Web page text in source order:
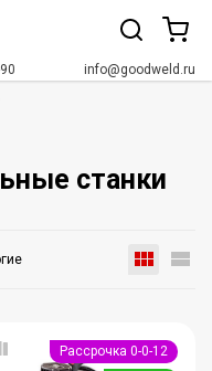
info@goodweld.ru
станки
Рассрочка 0-0-12